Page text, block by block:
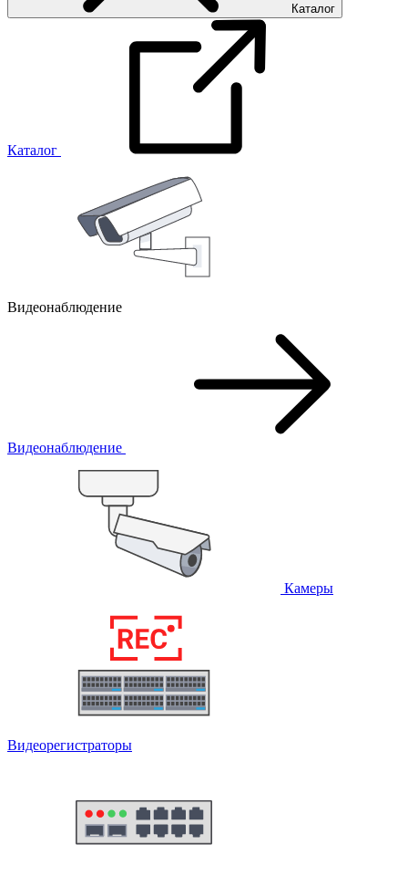
Каталог
Каталог
Видеонаблюдение
Видеонаблюдение
Камеры
Видеорегистраторы